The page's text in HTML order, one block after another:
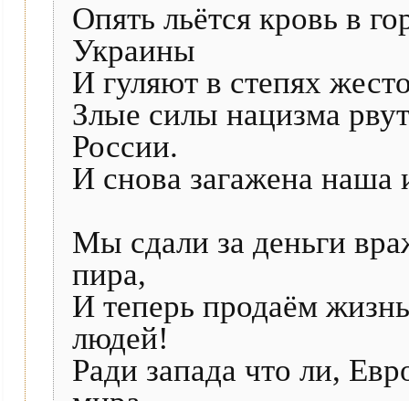
Опять льётся кровь в
Украины
И гуляют в степях
Злые силы нацизма
России.
И снова загажена наша
Мы сдали за деньги
пира,
И теперь продаём
людей!
Ради запада что ли,